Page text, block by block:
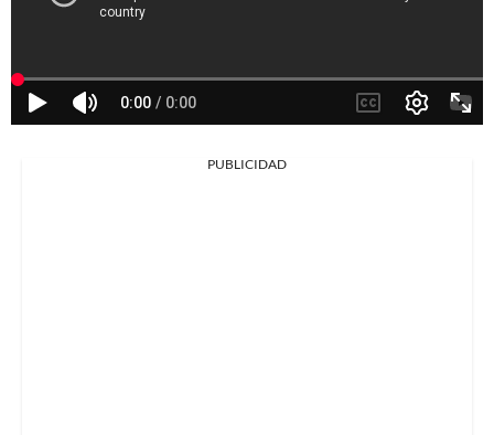
PUBLICIDAD